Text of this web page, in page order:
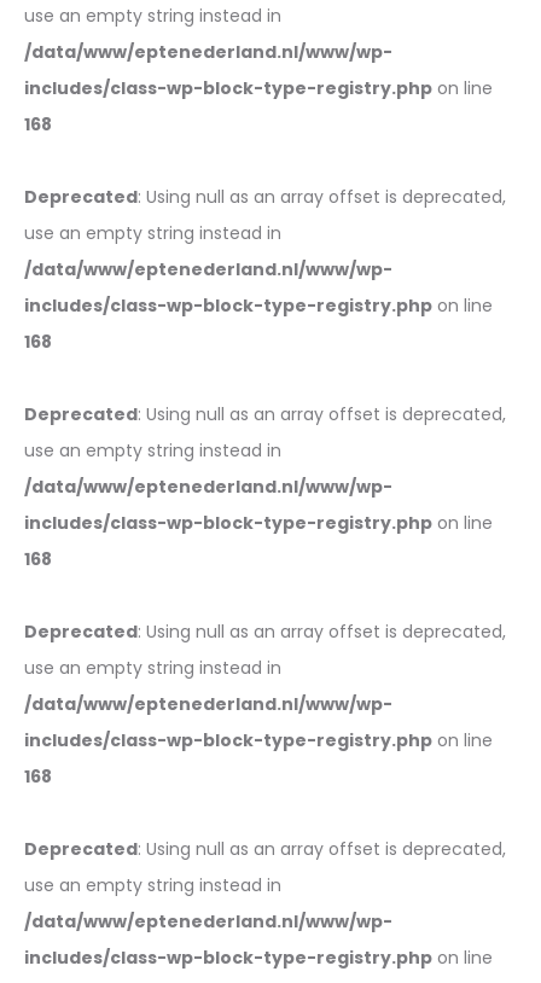
use an empty string instead in
/data/www/eptenederland.nl/www/wp-
includes/class-wp-block-type-registry.php on line
168
Deprecated: Using null as an array offset is deprecated,
use an empty string instead in
/data/www/eptenederland.nl/www/wp-
includes/class-wp-block-type-registry.php on line
168
Deprecated: Using null as an array offset is deprecated,
use an empty string instead in
/data/www/eptenederland.nl/www/wp-
includes/class-wp-block-type-registry.php on line
168
Deprecated: Using null as an array offset is deprecated,
use an empty string instead in
/data/www/eptenederland.nl/www/wp-
includes/class-wp-block-type-registry.php on line
168
Deprecated: Using null as an array offset is deprecated,
use an empty string instead in
/data/www/eptenederland.nl/www/wp-
includes/class-wp-block-type-registry.php on line